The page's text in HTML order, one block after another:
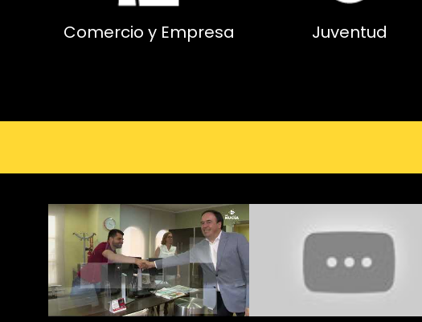
Comercio y Empresa Juventud